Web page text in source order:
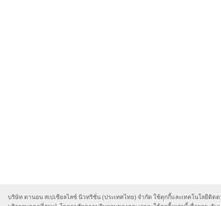
บริษัท ดานอน สเปเชียลไลซ์ นิวทริชั่น (ประเทศไทย) จำกัด ใช้คุกกี้และเทคโนโลยีติ